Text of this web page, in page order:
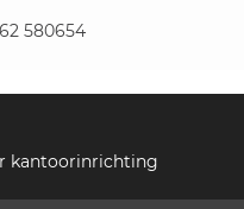
580654
kantoorinrichting